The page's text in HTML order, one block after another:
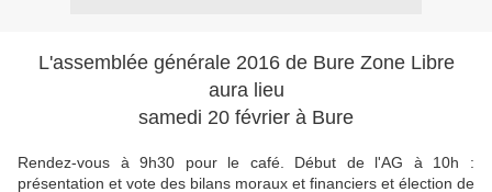
L'assemblée générale 2016 de Bure Zone Libre
aura lieu
samedi 20 février à Bure
Rendez-vous à 9h30 pour le café. Début de l'AG à 10h :
présentation et vote des bilans moraux et financiers et élection de